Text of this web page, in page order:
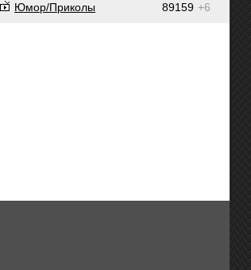
+6
89159
Юмор/Приколы